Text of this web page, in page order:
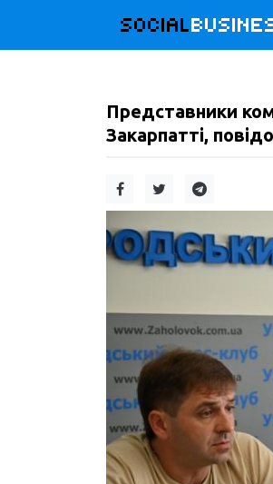
SOCIAL
Представники
Закарпатті,